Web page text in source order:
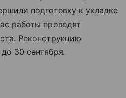
подготовку к укладке
работы проводят
Реконструкцию
30 сентября.